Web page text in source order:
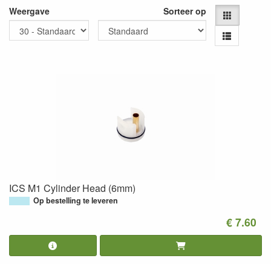
Weergave Sorteer op
ICS M1 Cylinder Head (6mm)
Op bestelling te leveren
€ 7.60